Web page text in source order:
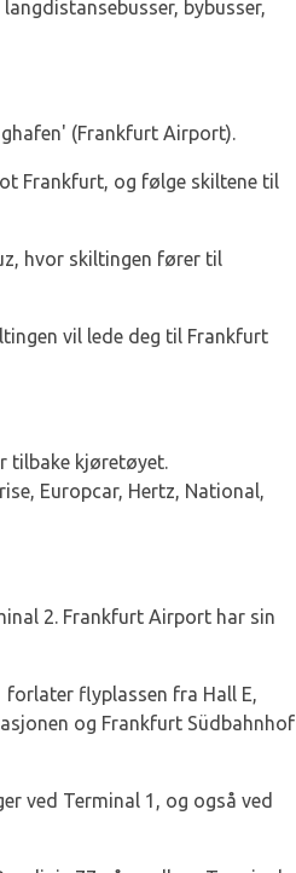
bybusser,
(Frankfurt Airport).
Frankfurt, og følge skiltene til
hvor skiltingen fører til
vil lede deg til Frankfurt
tilbake kjøretøyet.
Europcar, Hertz, National,
2. Frankfurt Airport har sin
forlater flyplassen fra Hall E,
og Frankfurt Südbahnhof
ved Terminal 1, og også ved